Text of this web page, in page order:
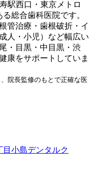
駅西口・東京メトロ
総合歯科医院です。
管治療・歯根破折・イ
人・小児）など幅広い
・目黒・中目黒・渋
康をサポートしていま
院長監修のもとで正確な医